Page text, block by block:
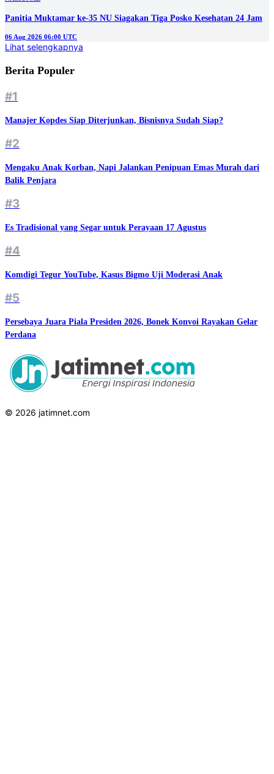
Panitia Muktamar ke-35 NU Siagakan Tiga Posko Kesehatan 24 Jam
06 Aug 2026 06:00 UTC
Lihat selengkapnya
Berita Populer
#1
Manajer Kopdes Siap Diterjunkan, Bisnisnya Sudah Siap?
#2
Mengaku Anak Korban, Napi Jalankan Penipuan Emas Murah dari
Balik Penjara
#3
Es Tradisional yang Segar untuk Perayaan 17 Agustus
#4
Komdigi Tegur YouTube, Kasus Bigmo Uji Moderasi Anak
#5
Persebaya Juara Piala Presiden 2026, Bonek Konvoi Rayakan Gelar
Perdana
© 2026 jatimnet.com